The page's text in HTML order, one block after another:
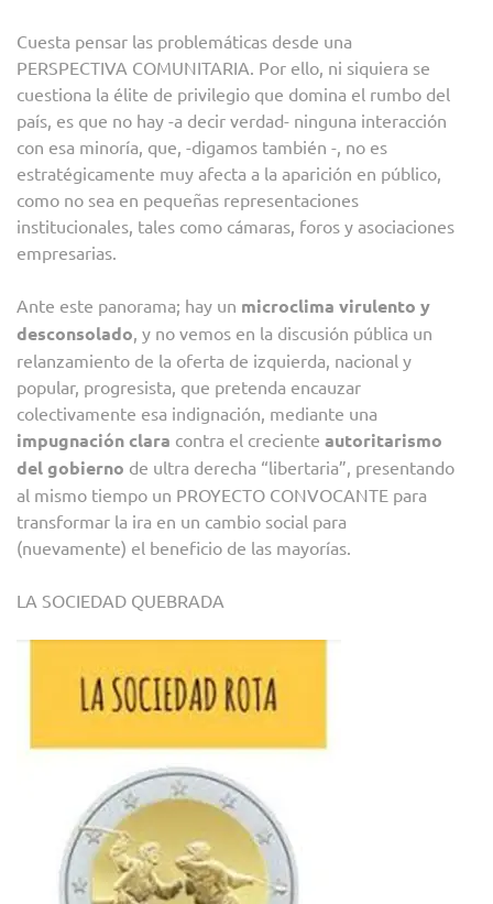
Cuesta pensar las problemáticas desde una
PERSPECTIVA COMUNITARIA. Por ello, ni siquiera se
cuestiona la élite de privilegio que domina el rumbo del
país, es que no hay -a decir verdad- ninguna interacción
con esa minoría, que, -digamos también -, no es
estratégicamente muy afecta a la aparición en público,
como no sea en pequeñas representaciones
institucionales, tales como cámaras, foros y asociaciones
empresarias.
Ante este panorama; hay un microclima virulento y
desconsolado , y no vemos en la discusión pública un
relanzamiento de la oferta de izquierda, nacional y
popular, progresista, que pretenda encauzar
colectivamente esa indignación, mediante una
impugnación clara contra el creciente autoritarismo
del gobierno de ultra derecha “libertaria”, presentando
al mismo tiempo un PROYECTO CONVOCANTE para
transformar la ira en un cambio social para
(nuevamente) el beneficio de las mayorías.
LA SOCIEDAD QUEBRADA